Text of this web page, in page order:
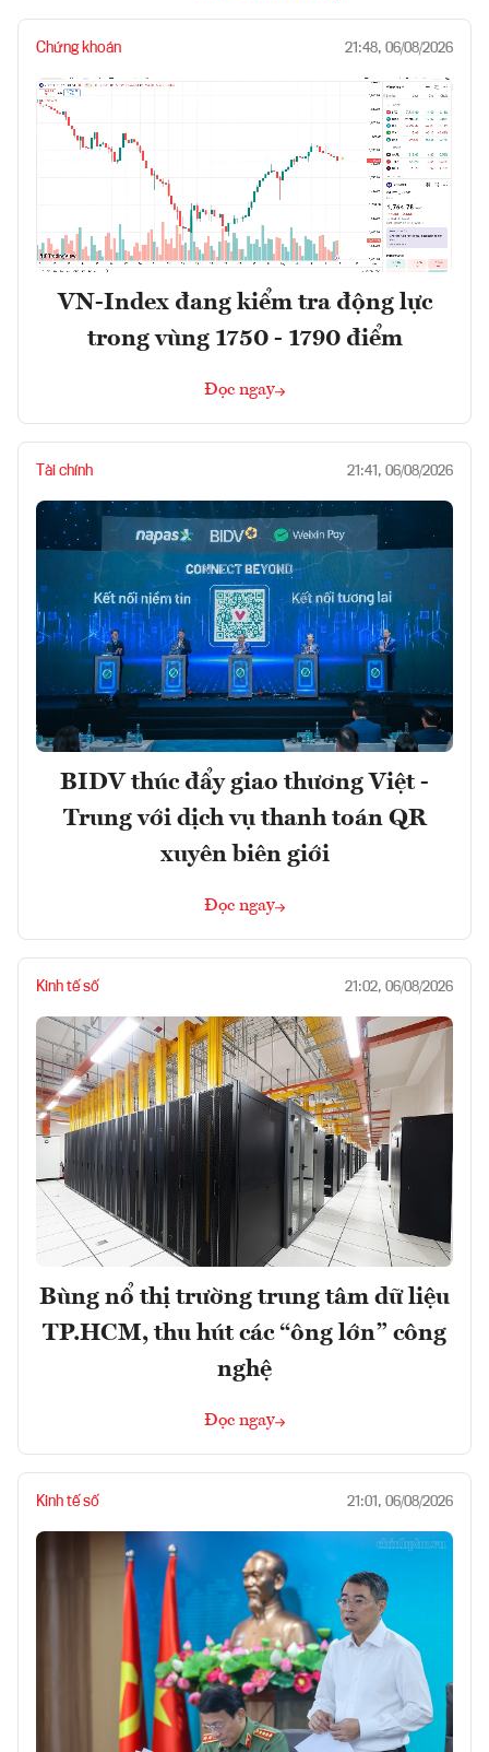
Chứng khoán 21:48, 06/08/2026
VN-Index đang kiểm tra động lực
trong vùng 1750 - 1790 điểm
Đọc ngay
Tài chính 21:41, 06/08/2026
BIDV thúc đẩy giao thương Việt -
Trung với dịch vụ thanh toán QR
xuyên biên giới
Đọc ngay
Kinh tế số 21:02, 06/08/2026
Bùng nổ thị trường trung tâm dữ liệu
TP.HCM, thu hút các “ông lớn” công
nghệ
Đọc ngay
Kinh tế số 21:01, 06/08/2026